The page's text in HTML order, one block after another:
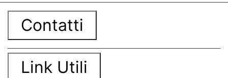
Contatti
Link Utili